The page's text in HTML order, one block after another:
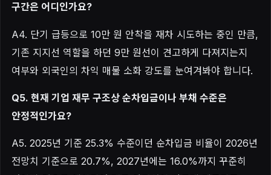
구간은 어디인가요?
A4. 단기 급등으로 10만 원 안착을 재차 시도하는 중인 만큼,
기존 지지선 역할을 하던 9만 원선이 견고하게 다져지는지
여부와 외국인의 차익 매물 소화 강도를 눈여겨봐야 합니다.
Q5. 현재 기업 재무 구조상 순차입금이나 부채 수준은
안정적인가요?
A5. 2025년 기준 25.3% 수준이던 순차입금 비율이 2026년
전망치 기준으로 20.7%, 2027년에는 16.0%까지 꾸준히